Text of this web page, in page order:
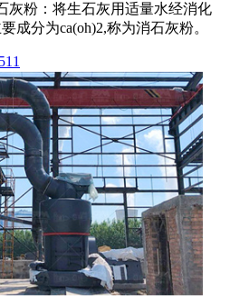
灰粉：将生石灰用适量水经消化
成分为ca(oh)2,称为消石灰粉。